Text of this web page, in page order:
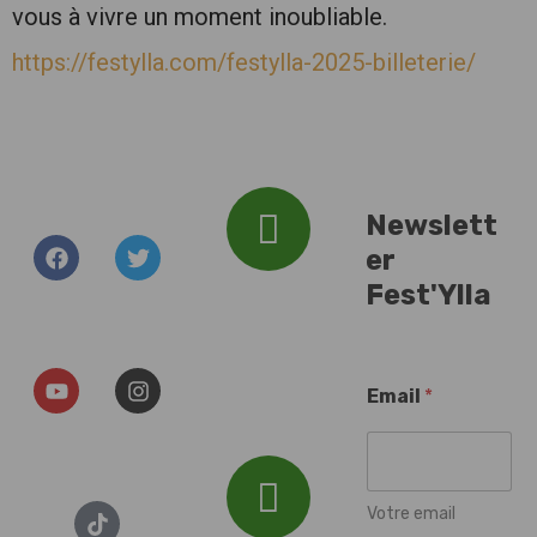
vous à vivre un moment inoubliable.
https://festylla.com/festylla-2025-billeterie/
Newslett
er
Fest'Ylla
Email *
Votre email